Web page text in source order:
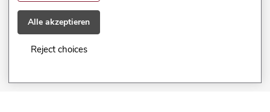
Impressum
Alle akzeptieren
Reject choices